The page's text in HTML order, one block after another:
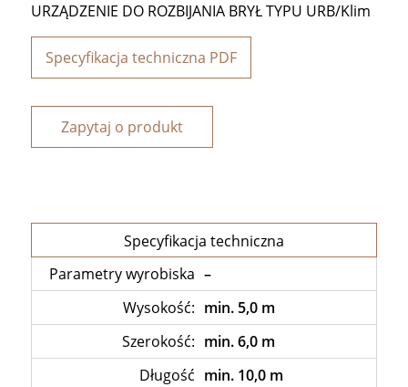
URZĄDZENIE DO ROZBIJANIA BRYŁ TYPU URB/Klim
Specyfikacja techniczna PDF
Zapytaj o produkt
Specyfikacja techniczna
Parametry wyrobiska –
Wysokość: min. 5,0 m
Szerokość: min. 6,0 m
Długość min. 10,0 m